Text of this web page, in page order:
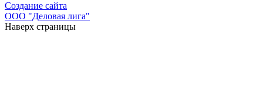
Создание сайта
ООО "Деловая лига"
Наверх страницы